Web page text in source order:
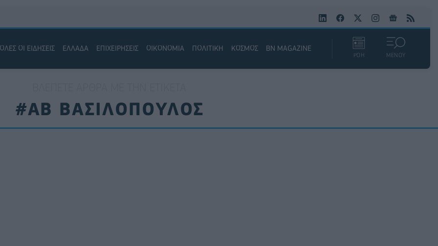
ΟΛΕΣ ΟΙ ΕΙΔΗΣΕΙΣ ΕΛΛΑΔΑ ΕΠΙΧΕΙΡΗΣΕΙΣ ΟΙΚΟΝΟΜΙΑ ΠΟΛΙΤΙΚΗ ΚΟΣΜΟΣ BN MAGAZINE
ΡΟΗ ΜΕΝΟΥ
#ΑΒ ΒΑΣΙΛΟΠΟΥΛΟΣ